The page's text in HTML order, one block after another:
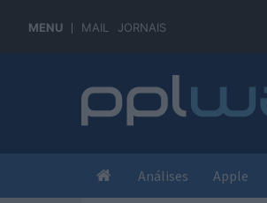
MENU MAIL JORNAIS
Análises Apple